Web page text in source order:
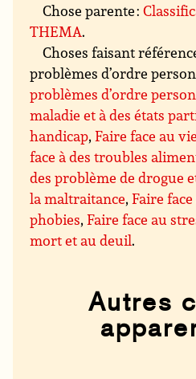
Chose parente :
THEMA.
Choses faisant
problèmes d’ordre
problèmes d’ordre
maladie et à des états
handicap,Faire face au
face à des troubles
des problème de drogue
la maltraitance,Faire
phobies,Faire face au
mort et au deuil.
Autres